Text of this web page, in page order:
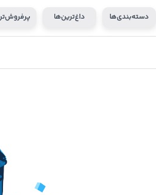
دسته‌بندی‌ها داغ‌ترین‌ها